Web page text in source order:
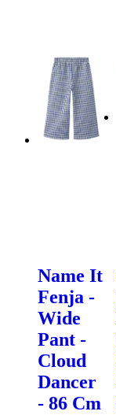
Name It
Fenja -
Wide
Pant -
Cloud
Dancer
- 86 Cm